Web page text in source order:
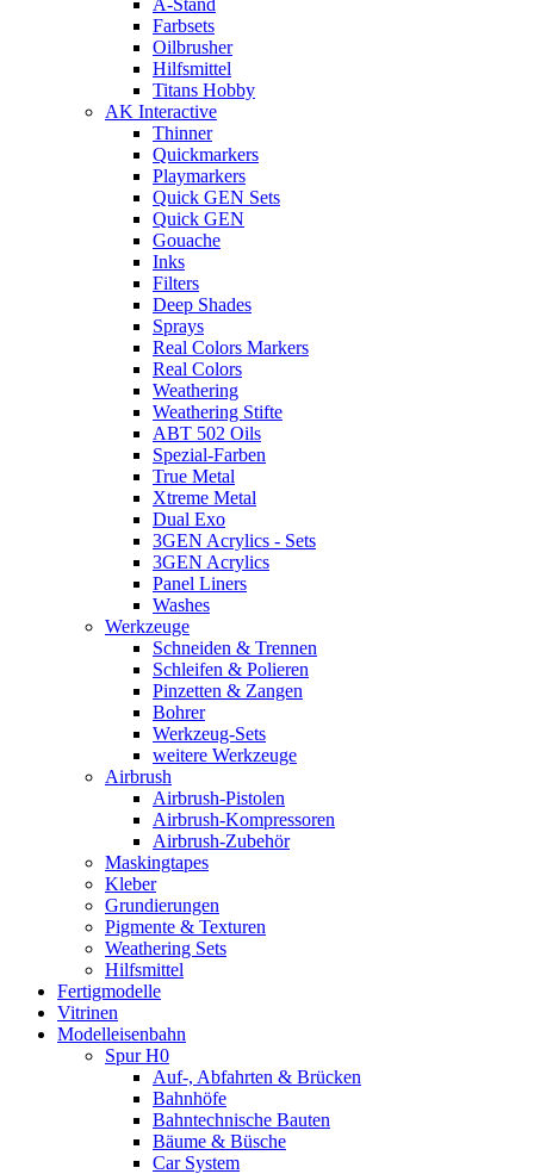
A-Stand
Farbsets
Oilbrusher
Hilfsmittel
Titans Hobby
AK Interactive
Thinner
Quickmarkers
Playmarkers
Quick GEN Sets
Quick GEN
Gouache
Inks
Filters
Deep Shades
Sprays
Real Colors Markers
Real Colors
Weathering
Weathering Stifte
ABT 502 Oils
Spezial-Farben
True Metal
Xtreme Metal
Dual Exo
3GEN Acrylics - Sets
3GEN Acrylics
Panel Liners
Washes
Werkzeuge
Schneiden & Trennen
Schleifen & Polieren
Pinzetten & Zangen
Bohrer
Werkzeug-Sets
weitere Werkzeuge
Airbrush
Airbrush-Pistolen
Airbrush-Kompressoren
Airbrush-Zubehör
Maskingtapes
Kleber
Grundierungen
Pigmente & Texturen
Weathering Sets
Hilfsmittel
Fertigmodelle
Vitrinen
Modelleisenbahn
Spur H0
Auf-, Abfahrten & Brücken
Bahnhöfe
Bahntechnische Bauten
Bäume & Büsche
Car System